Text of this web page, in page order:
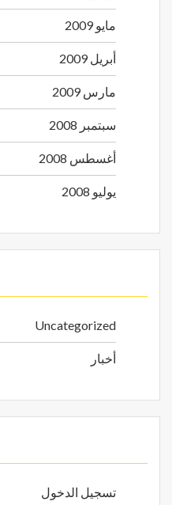
مايو 2009
أبريل 2009
مارس 2009
سبتمبر 2008
أغسطس 2008
يوليو 2008
Uncategorized
أخبار
تسجيل الدخول